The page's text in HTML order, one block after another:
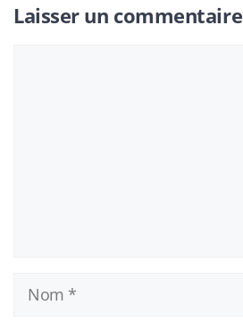
Laisser un commentaire